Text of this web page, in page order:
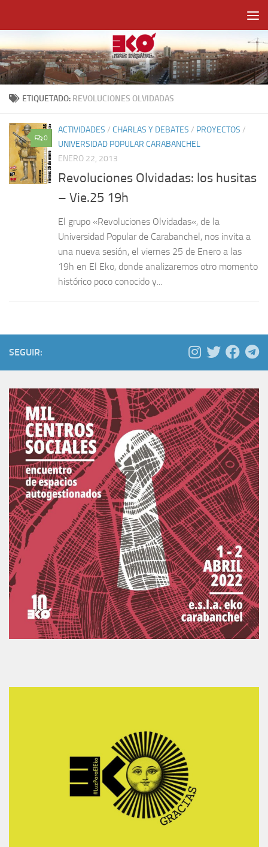
ETIQUETADO: REVOLUCIONES OLVIDADAS
0
ACTIVIDADES / CHARLAS Y DEBATES / PROYECTOS /
UNIVERSIDAD POPULAR CARABANCHEL
ENERO 22, 2013
Revoluciones Olvidadas: los husitas
– Vie.25 19h
El grupo «Revoluciones Olvidadas«, de la
Universidad Popular de Carabanchel, nos invita a
una nueva sesión, el viernes 25 de Enero a las
19h en El Eko, donde analizaremos otro momento
histórico poco conocido y...
SEGUIR: